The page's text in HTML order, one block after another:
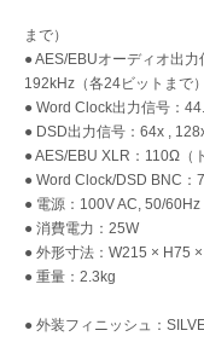
Class1 44.1,
まで）
● AES/EBUオーディオ出
192kHz（各24ビットまで）
● Word Clock出力信号：
● DSD出力信号：64x ,
● AES/EBU XLR：110Ω（
● Word Clock/DSD BNC
● 電源：100V AC, 50/60Hz
● 消費電力：25W
● 外形寸法：W215 × H75
● 重量：2.3kg
● 外装フィニッシュ：